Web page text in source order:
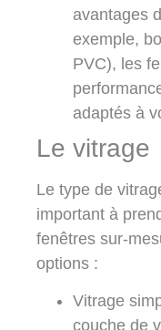
avantages
exemple,
PVC), les
adaptés à
Le vitrage
Le type de
important à
fenêtres sur-
options :
Vitrage
couche de